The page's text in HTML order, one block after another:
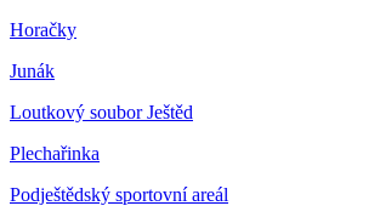
Horačky
Junák
Loutkový soubor Ještěd
Plechařinka
Podještědský sportovní areál